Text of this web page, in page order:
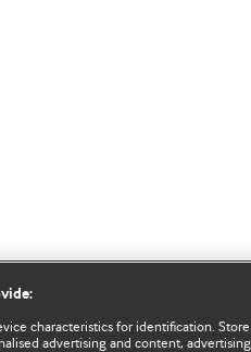
characteristics for identification. Store
advertising and content, advertising